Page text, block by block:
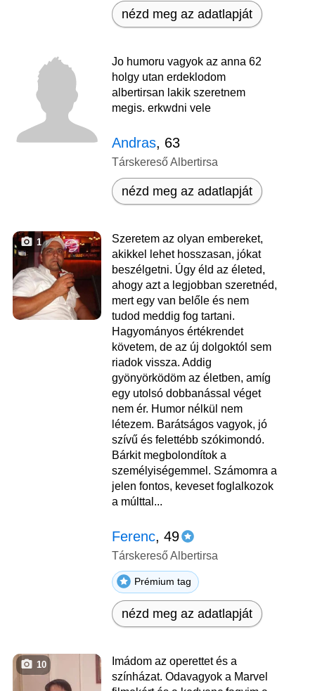
nézd meg az adatlapját
Jo humoru vagyok az anna 62
holgy utan erdeklodom
albertirsan lakik szeretnem
megis. erkwdni vele
Andras, 63
Társkereső Albertirsa
nézd meg az adatlapját
1
Szeretem az olyan embereket,
akikkel lehet hosszasan, jókat
beszélgetni. Úgy éld az életed,
ahogy azt a legjobban szeretnéd,
mert egy van belőle és nem
tudod meddig fog tartani.
Hagyományos értékrendet
követem, de az új dolgoktól sem
riadok vissza. Addig
gyönyörködöm az életben, amíg
egy utolsó dobbanással véget
nem ér. Humor nélkül nem
létezem. Barátságos vagyok, jó
szívű és felettébb szókimondó.
Bárkit megbolondítok a
személyiségemmel. Számomra a
jelen fontos, keveset foglalkozok
a múlttal...
Ferenc, 49
Társkereső Albertirsa
Prémium tag
nézd meg az adatlapját
10
Imádom az operettet és a
színházat. Odavagyok a Marvel